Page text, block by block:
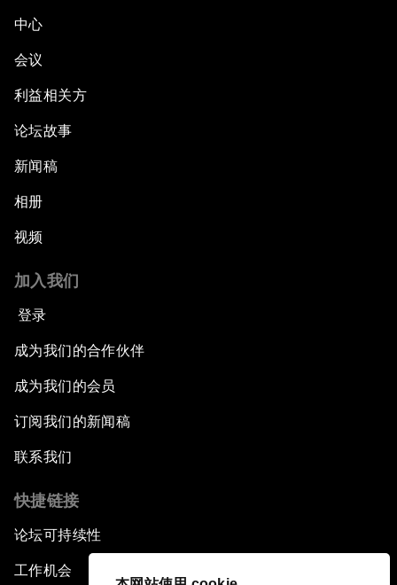
中心
会议
利益相关方
论坛故事
新闻稿
相册
视频
加入我们
登录
成为我们的合作伙伴
成为我们的会员
订阅我们的新闻稿
联系我们
快捷链接
论坛可持续性
工作机会